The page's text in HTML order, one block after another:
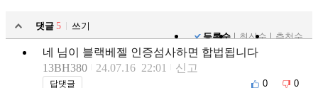
댓글 5
쓰기
등록순
최신순 추천순
네 님이 블랙베젤 인증섬사하면 합법됩니다
13BH380
24.07.16 22:01 신고
답댓글 0 0